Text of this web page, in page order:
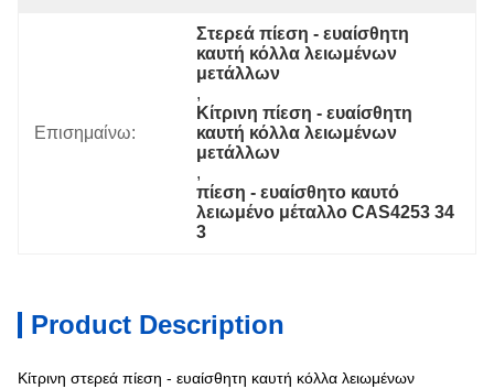
Επισημαίνω:
Στερεά πίεση - ευαίσθητη
καυτή κόλλα λειωμένων
μετάλλων
,
Κίτρινη πίεση - ευαίσθητη
καυτή κόλλα λειωμένων
μετάλλων
,
πίεση - ευαίσθητο καυτό
λειωμένο μέταλλο CAS4253 34
3
Product Description
Κίτρινη στερεά πίεση - ευαίσθητη καυτή κόλλα λειωμένων